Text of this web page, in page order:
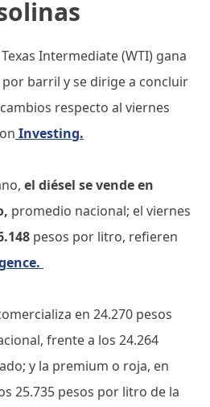
Intermediate (WTI) gana
por barril y se dirige a concluir
respecto al viernes
Investing.
el diésel se vende en
promedio nacional; el viernes
pesos por litro, refieren
en 24.270 pesos
frente a los 24.264
y la premium o roja, en
25.735 pesos por litro de la